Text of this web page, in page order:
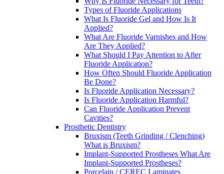
Types of Fluoride Applications
What Is Fluoride Gel and How Is It
Applied?
What Are Fluoride Varnishes and How
Are They Applied?
What Should I Pay Attention to After
Fluoride Application?
How Often Should Fluoride Application
Be Done?
Is Fluoride Application Necessary?
Is Fluoride Application Harmful?
Can Fluoride Application Prevent
Cavities?
Prosthetic Dentistry
Bruxism (Teeth Grinding / Clenching)
What is Bruxism?
Implant-Supported Prostheses What Are
Implant-Supported Prostheses?
Porcelain / CEREC Laminates